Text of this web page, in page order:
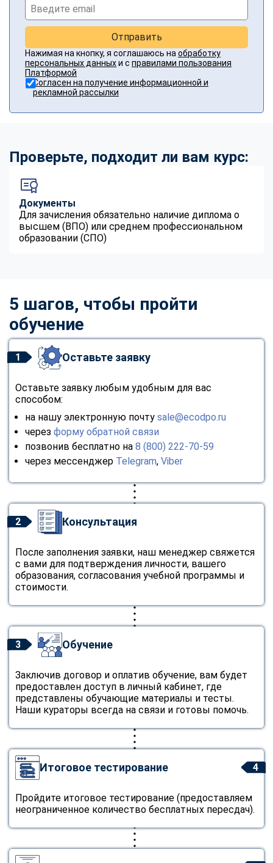
Отправить
Нажимая на кнопку, я соглашаюсь на обработку
персональных данныхи с правилами пользования
Платформой
Согласен на получение информационной и
рекламной рассылки
Проверьте, подходит ли вам курс:
Документы
Для зачисления обязательно наличие диплома о
высшем (ВПО) или среднем профессиональном
образовании (СПО)
5 шагов, чтобы пройти
обучение
1 Оставьте заявку
Оставьте заявку любым удобным для вас
способом:
на нашу электронную почту sale@ecodpo.ru
через форму обратной связи
позвонив бесплатно на 8 (800) 222-70-59
через мессенджер Telegram, Viber
2 Консультация
После заполнения заявки, наш менеджер свяжется
с вами для подтверждения личности, вашего
образования, согласования учебной программы и
стоимости.
3 Обучение
Заключив договор и оплатив обучение, вам будет
предоставлен доступ в личный кабинет, где
представлены обучающие материалы и тесты.
Наши кураторы всегда на связи и готовы помочь.
4
Итоговое тестирование
Пройдите итоговое тестирование (предоставляем
неограниченное количество бесплатных пересдач).